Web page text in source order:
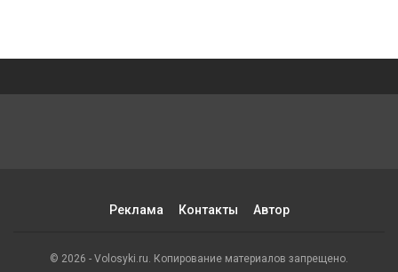
Реклама Контакты Автор
© 2026 - Volosyki.ru. Копирование материалов запрещено.